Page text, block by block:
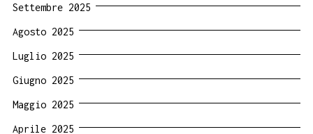
Settembre 2025
Agosto 2025
Luglio 2025
Giugno 2025
Maggio 2025
Aprile 2025